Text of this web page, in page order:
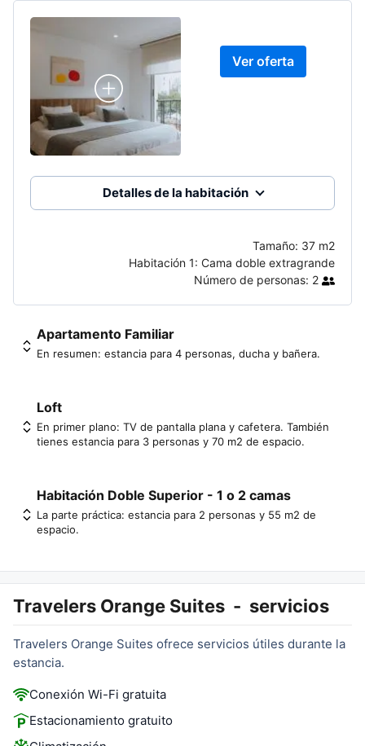
Ver oferta
Detalles de la habitación
Tamaño: 37 m2
Habitación 1: Cama doble extragrande
Número de personas: 2
Apartamento Familiar
En resumen: estancia para 4 personas, ducha y bañera.
Loft
En primer plano: TV de pantalla plana y cafetera. También
tienes estancia para 3 personas y 70 m2 de espacio.
Habitación Doble Superior - 1 o 2 camas
La parte práctica: estancia para 2 personas y 55 m2 de
espacio.
Travelers Orange Suites - servicios
Travelers Orange Suites ofrece servicios útiles durante la
estancia.
Conexión Wi-Fi gratuita
Estacionamiento gratuito